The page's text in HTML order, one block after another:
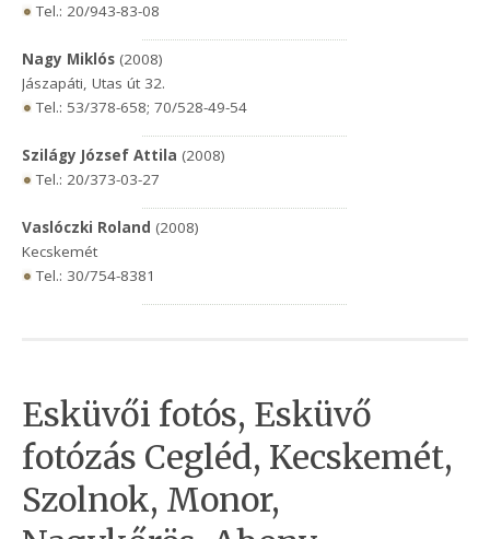
Tel.: 20/943-83-08
Nagy Miklós (2008)
Jászapáti, Utas út 32.
Tel.: 53/378-658; 70/528-49-54
Szilágy József Attila (2008)
Tel.: 20/373-03-27
Vaslóczki Roland (2008)
Kecskemét
Tel.: 30/754-8381
Esküvői fotós, Esküvő
fotózás Cegléd, Kecskemét,
Szolnok, Monor,